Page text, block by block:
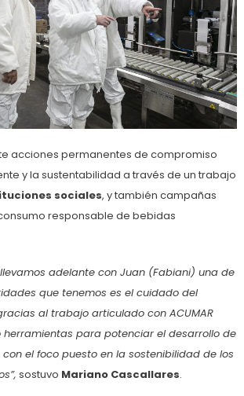
acciones permanentes de compromiso
y la sustentabilidad a través de un trabajo
sociales, y también campañas
responsable de bebidas
adelante con Juan (Fabiani) una de
que tenemos es el cuidado del
al trabajo articulado con ACUMAR
herramientas para potenciar el desarrollo de
el foco puesto en la sostenibilidad de los
sostuvo Mariano Cascallares.